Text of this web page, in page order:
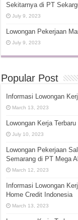
Sekitarnya di PT
July 9, 2023
Lowongan Pekerjaan
July 9, 2023
Popular Post
Informasi Lowongan
March 13, 2023
Lowongan Kerja
July 10, 2023
Lowongan Pekerjaan
Semarang di PT Mega
March 12, 2023
Informasi Lowongan
Home Credit Indonesia
March 13, 2023